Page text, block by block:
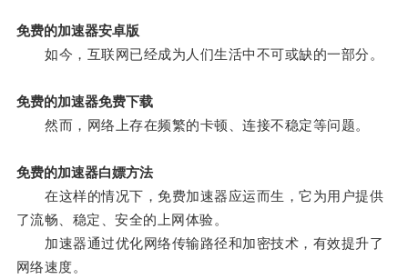
免费的加速器安卓版
如今，互联网已经成为人们生活中不可或缺的一部分。
免费的加速器免费下载
然而，网络上存在频繁的卡顿、连接不稳定等问题。
免费的加速器白嫖方法
在这样的情况下，免费加速器应运而生，它为用户提供
了流畅、稳定、安全的上网体验。
加速器通过优化网络传输路径和加密技术，有效提升了
网络速度。